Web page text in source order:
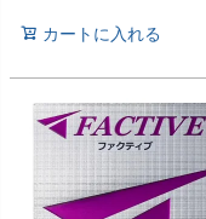
カートに入れる